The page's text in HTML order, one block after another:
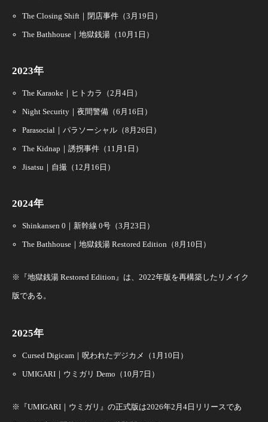
The Closing Shift｜閉店事件（3月19日）
The Bathhouse｜地獄銭湯（10月1日）
2023年
The Karaoke｜ヒトカラ（2月4日）
Night Security｜夜間警備（6月16日）
Parasocial｜パラソーシャル（8月26日）
The Kidnap｜誘拐事件（11月1日）
Jisatsu｜自撮（12月16日）
2024年
Shinkansen 0｜新幹線 0号（3月23日）
The Bathhouse｜地獄銭湯 Restored Edition（8月10日）
※『地獄銭湯 Restored Edition』は、2022年版を再構築したリメイク
版である。
2025年
Cursed Digicam｜呪われたデジカメ（1月10日）
UMIGARI｜ウミガリ Demo（10月7日）
※『UMIGARI｜ウミガリ』の正式版は2026年2月4日リリースであ